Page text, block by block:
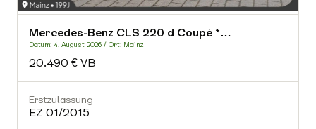
-
Mercedes-Benz CLS 220 d Coupé *…
Datum: 4. August 2026 / Ort: Mainz
20.490 € VB
Erstzulassung
EZ 01/2015